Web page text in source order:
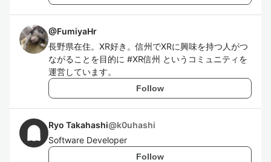
@FumiyaHr
長野県在住。XR好き。信州でXRに興味を持つ人がつ
ながることを目的に #XR信州 というコミュニティを
運営しています。
Follow
Ryo Takahashi@k0uhashi
Software Developer
Follow